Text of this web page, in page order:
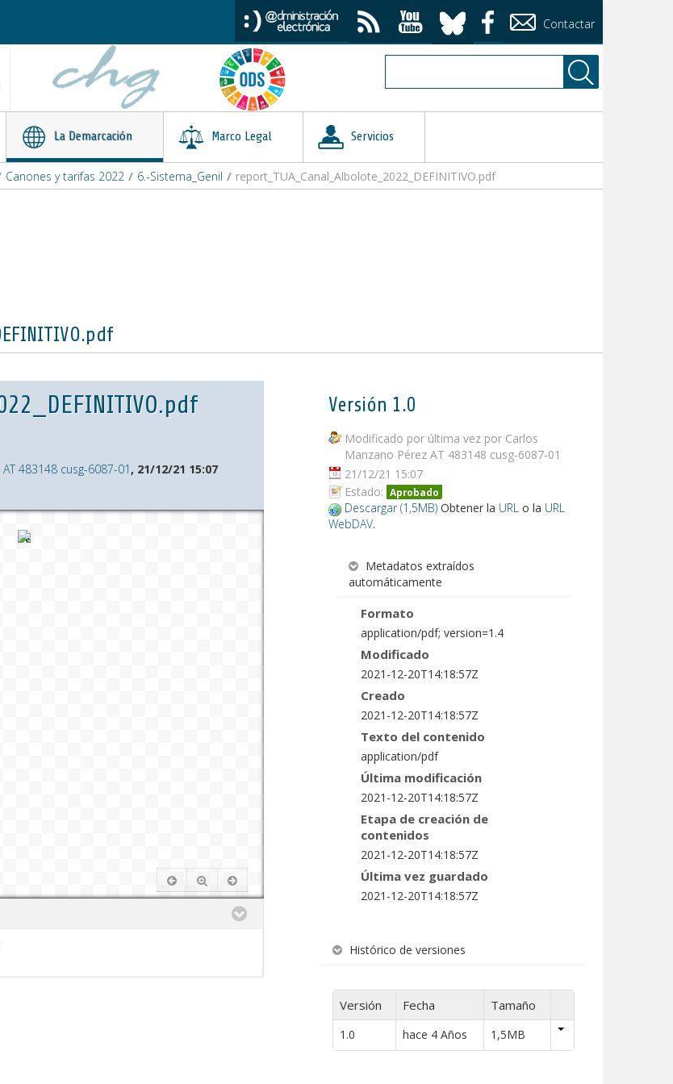
Contactar
La Demarcación Marco Legal Servicios
Canones y tarifas 2022 / 6.-Sistema_Genil / report_TUA_Canal_Albolote_2022_DEFINITIVO.pdf
483148 cusg-6087-01 , 21/12/21 15:07
Versión 1.0
Modificado por última vez por Carlos
Manzano Pérez AT 483148 cusg-6087-01
21/12/21 15:07
Estado: Aprobado
Descargar (1,5MB) Obtener la URLo la URL
WebDAV.
Metadatos extraídos
automáticamente
Formato
application/pdf; version=1.4
Modificado
2021-12-20T14:18:57Z
Creado
2021-12-20T14:18:57Z
Texto del contenido
application/pdf
Última modificación
2021-12-20T14:18:57Z
Etapa de creación de
contenidos
2021-12-20T14:18:57Z
Última vez guardado
2021-12-20T14:18:57Z
Histórico de versiones
Versión Fecha Tamaño
1.0 hace 4 Años 1,5MB